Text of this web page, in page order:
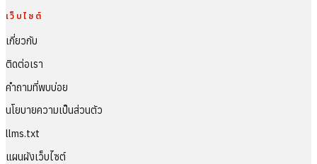
เว็บไซต์
เกี่ยวกับ
ติดต่อเรา
คำถามที่พบบ่อย
นโยบายความเป็นส่วนตัว
llms.txt
แผนผังเว็บไซต์